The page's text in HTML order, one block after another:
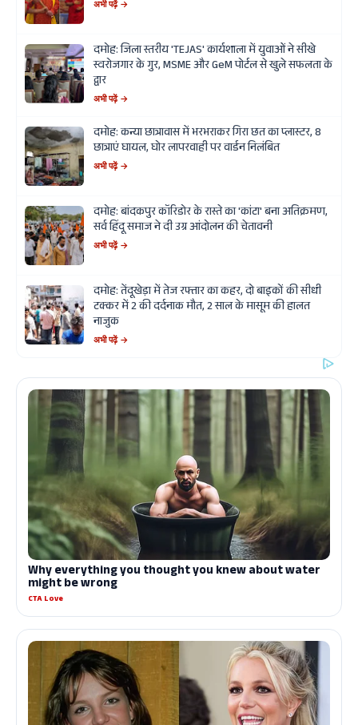
अभी पढ़ें →
दमोह: जिला स्तरीय 'TEJAS' कार्यशाला में युवाओं ने सीखे
स्वरोजगार के गुर, MSME और GeM पोर्टल से खुले सफलता के
द्वार
अभी पढ़ें →
दमोह: कन्या छात्रावास में भरभराकर गिरा छत का प्लास्टर, 8
छात्राएं घायल, घोर लापरवाही पर वार्डन निलंबित
अभी पढ़ें →
दमोह: बांदकपुर कॉरिडोर के रास्ते का 'कांटा' बना अतिक्रमण,
सर्व हिंदू समाज ने दी उग्र आंदोलन की चेतावनी
अभी पढ़ें →
दमोह: तेंदूखेड़ा में तेज रफ्तार का कहर, दो बाइकों की सीधी
टक्कर में 2 की दर्दनाक मौत, 2 साल के मासूम की हालत
नाजुक
अभी पढ़ें →